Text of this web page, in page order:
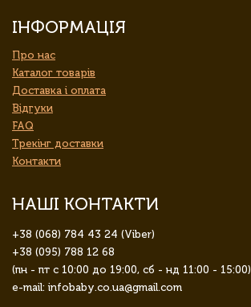
ІНФОРМАЦІЯ
Про нас
Каталог товарів
Доставка і оплата
Відгуки
FAQ
Трекінг доставки
Контакти
НАШІ КОНТАКТИ
+38 (068) 784 43 24 (Viber)
+38 (095) 788 12 68
(пн - пт с 10:00 до 19:00, сб - нд 11:00 - 15:00)
e-mail: infobaby.co.ua@gmail.com